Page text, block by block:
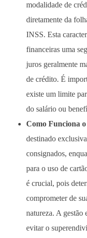
modalidade de
diretamente da
INSS. Esta
financeiras uma
juros geralmente
de crédito. É
existe um limite
do salário ou
Como Funciona
destinado
consignados,
para o uso de
é crucial, pois
comprometer de
natureza. A gestão
evitar o